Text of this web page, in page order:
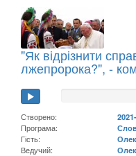
"Як відрізнити
лжепророка?", -
Створено:
Програма:
Гість:
Ведучий: